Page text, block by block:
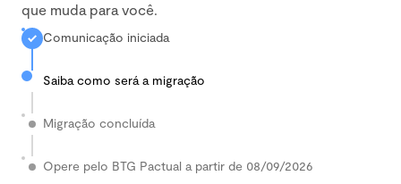
Celular
que muda para você.
Comunicação iniciada
Saiba como será a migração
Migração concluída
Opere pelo BTG Pactual a partir de 08/09/2026